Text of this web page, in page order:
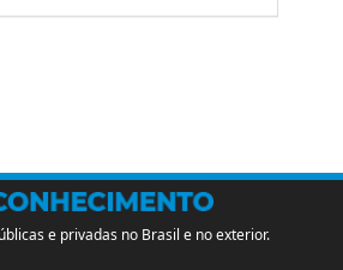
e privadas no Brasil e no exterior.